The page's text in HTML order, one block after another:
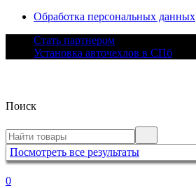
Обработка персональных данных
Стать партнером
Установка авточехлов в СПб
Поиск
Посмотреть все результаты
0